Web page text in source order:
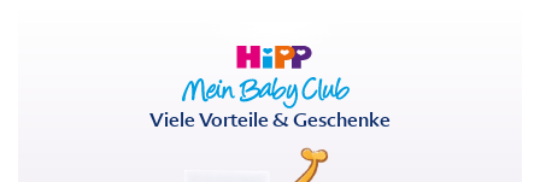
Viele Vorteile & Geschenke